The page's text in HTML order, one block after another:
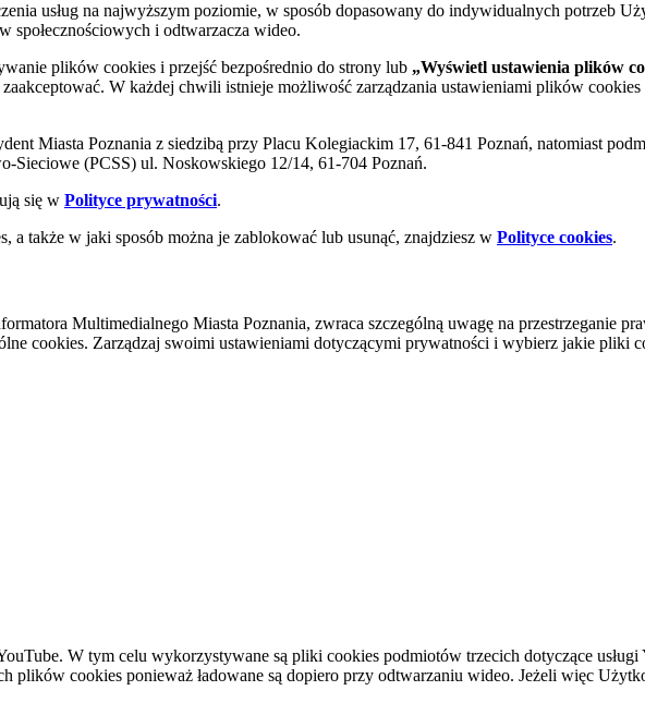
usług na najwyższym poziomie, w sposób dopasowany do indywidualnych potrzeb
społecznościowych i odtwarzacza wideo.
plików cookies i przejść bezpośrednio do strony lub „Wyświetl ustawienia plików
W każdej chwili istnieje możliwość zarządzania ustawieniami plików
Miasta Poznania z siedzibą przy Placu Kolegiackim 17, 61-841 Poznań, natomiast
Sieciowe (PCSS) ul. Noskowskiego 12/14, 61-704 Poznań.
się w Polityce prywatności.
a także w jaki sposób można je zablokować lub usunąć, znajdziesz w Polityce cookies.
Multimedialnego Miasta Poznania, zwraca szczególną uwagę na przestrzeganie
cookies. Zarządzaj swoimi ustawieniami dotyczącymi prywatności i wybierz jakie pliki
W tym celu wykorzystywane są pliki cookies podmiotów trzecich dotyczące usługi
cookies ponieważ ładowane są dopiero przy odtwarzaniu wideo. Jeżeli więc